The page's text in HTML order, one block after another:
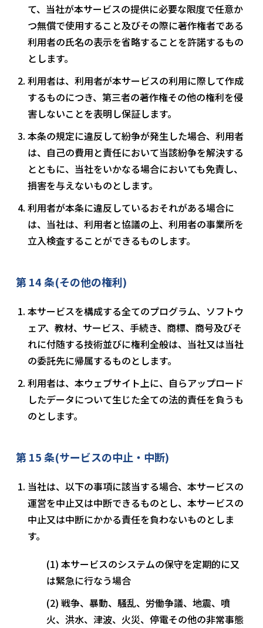
て、当社が本サービスの提供に必要な限度で任意か
つ無償で使用すること及びその際に著作権者である
利用者の氏名の表示を省略することを許諾するもの
とします。
利用者は、利用者が本サービスの利用に際して作成
するものにつき、第三者の著作権その他の権利を侵
害しないことを表明し保証します。
本条の規定に違反して紛争が発生した場合、利用者
は、自己の費用と責任において当該紛争を解決する
とともに、当社をいかなる場合においても免責し、
損害を与えないものとします。
利用者が本条に違反しているおそれがある場合に
は、当社は、利用者と協議の上、利用者の事業所を
立入検査することができるものします。
第 14 条(その他の権利)
本サービスを構成する全てのプログラム、ソフトウ
ェア、教材、サービス、手続き、商標、商号及びそ
れに付随する技術並びに権利全般は、当社又は当社
の委託先に帰属するものとします。
利用者は、本ウェブサイト上に、自らアップロード
したデータについて生じた全ての法的責任を負うも
のとします。
第 15 条(サービスの中止・中断)
当社は、以下の事項に該当する場合、本サービスの
運営を中止又は中断できるものとし、本サービスの
中止又は中断にかかる責任を負わないものとしま
す。
本サービスのシステムの保守を定期的に又
は緊急に行なう場合
戦争、暴動、騒乱、労働争議、地震、噴
火、洪水、津波、火災、停電その他の非常事態